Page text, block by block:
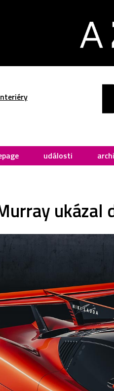
události
ukázal